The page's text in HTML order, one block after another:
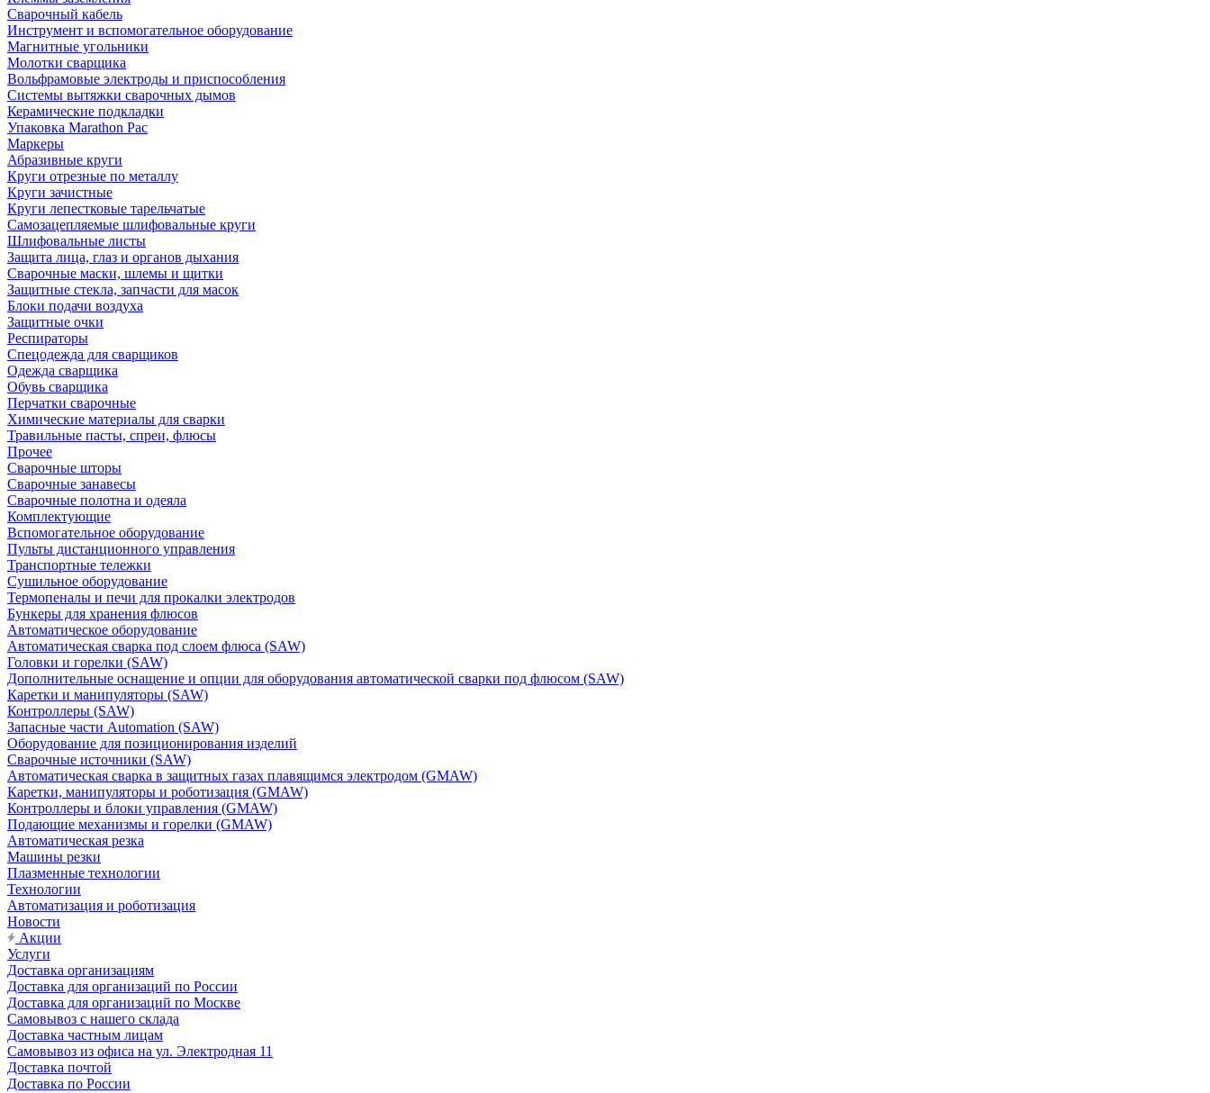
Сварочный кабель
Инструмент и вспомогательное оборудование
Магнитные угольники
Молотки сварщика
Вольфрамовые электроды и приспособления
Системы вытяжки сварочных дымов
Керамические подкладки
Упаковка Marathon Pac
Маркеры
Абразивные круги
Круги отрезные по металлу
Круги зачистные
Круги лепестковые тарельчатые
Самозацепляемые шлифовальные круги
Шлифовальные листы
Защита лица, глаз и органов дыхания
Сварочные маски, шлемы и щитки
Защитные стекла, запчасти для масок
Блоки подачи воздуха
Защитные очки
Респираторы
Спецодежда для сварщиков
Одежда сварщика
Обувь сварщика
Перчатки сварочные
Химические материалы для сварки
Травильные пасты, спреи, флюсы
Прочее
Сварочные шторы
Сварочные занавесы
Сварочные полотна и одеяла
Комплектующие
Вспомогательное оборудование
Пульты дистанционного управления
Транспортные тележки
Сушильное оборудование
Термопеналы и печи для прокалки электродов
Бункеры для хранения флюсов
Автоматическое оборудование
Автоматическая сварка под слоем флюса (SAW)
Головки и горелки (SAW)
Дополнительные оснащение и опции для оборудования автоматической сварки под флюсом (SAW)
Каретки и манипуляторы (SAW)
Контроллеры (SAW)
Запасные части Automation (SAW)
Оборудование для позиционирования изделий
Сварочные источники (SAW)
Автоматическая сварка в защитных газах плавящимся электродом (GMAW)
Каретки, манипуляторы и роботизация (GMAW)
Контроллеры и блоки управления (GMAW)
Подающие механизмы и горелки (GMAW)
Автоматическая резка
Машины резки
Плазменные технологии
Технологии
Автоматизация и роботизация
Новости
Акции
Услуги
Доставка организациям
Доставка для организаций по России
Доставка для организаций по Москве
Самовывоз с нашего склада
Доставка частным лицам
Самовывоз из офиса на ул. Электродная 11
Доставка почтой
Доставка по России